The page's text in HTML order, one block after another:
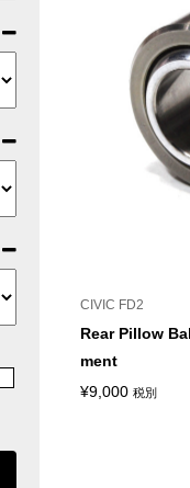
CIVIC FD2
Rear Pillow
ment
¥9,000 税別